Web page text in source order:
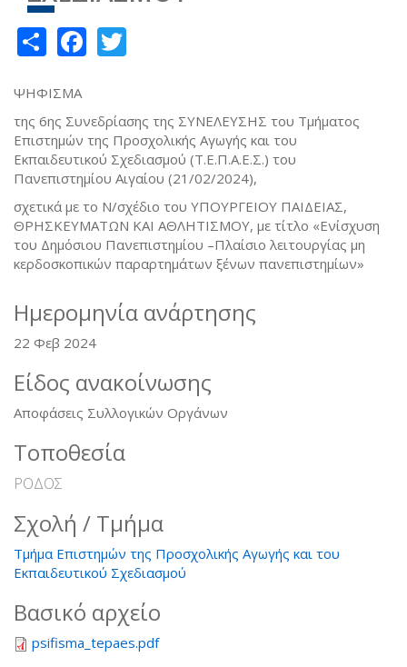
ShareFacebook
ΨΗΦΙΣΜΑ
της 6ης Συνεδρίασης της ΣΥΝΕΛΕΥΣΗΣ του Τμήματος
Επιστημών της Προσχολικής Αγωγής και του
Εκπαιδευτικού Σχεδιασμού (Τ.Ε.Π.Α.Ε.Σ.) του
Πανεπιστημίου Αιγαίου (21/02/2024),
σχετικά με το Ν/σχέδιο του ΥΠΟΥΡΓΕΙΟΥ ΠΑΙΔΕΙΑΣ,
ΘΡΗΣΚΕΥΜΑΤΩΝ ΚΑΙ ΑΘΛΗΤΙΣΜΟΥ, με τίτλο «Ενίσχυση
του Δημόσιου Πανεπιστημίου –Πλαίσιο λειτουργίας μη
κερδοσκοπικών παραρτημάτων ξένων πανεπιστημίων»
Ημερομηνία ανάρτησης
22 Φεβ 2024
Είδος ανακοίνωσης
Αποφάσεις Συλλογικών Οργάνων
Τοποθεσία
ΡΟΔΟΣ
Σχολή / Τμήμα
Τμήμα Επιστημών της Προσχολικής Αγωγής και του
Εκπαιδευτικού Σχεδιασμού
Βασικό αρχείο
psifisma_tepaes.pdf